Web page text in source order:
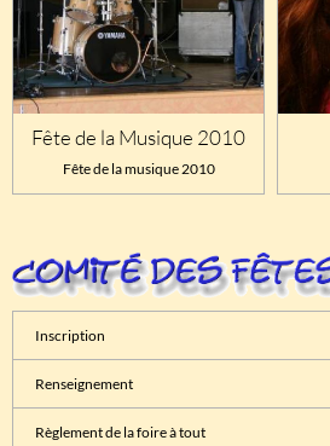
Fête de la Musique 2010
Fête de la musique 2010
Inscription
Renseignement
Règlement de la foire à tout